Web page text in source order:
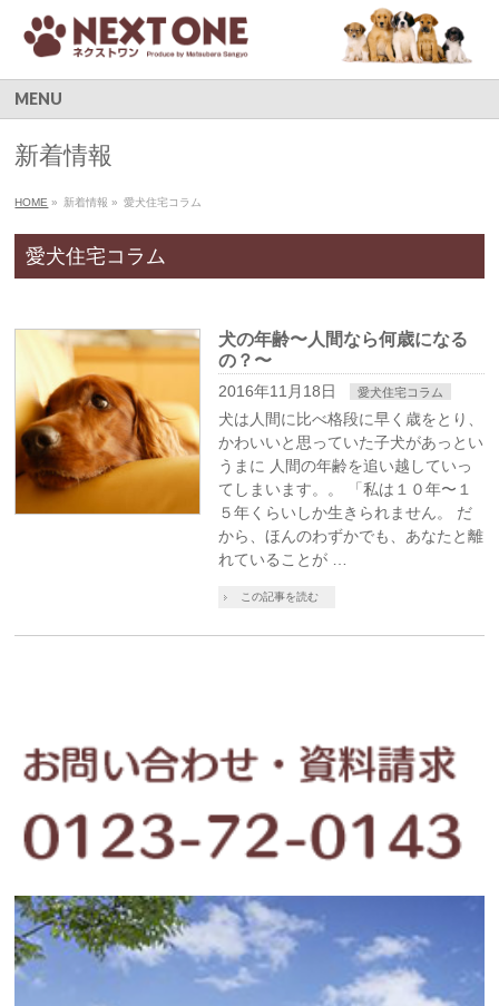
MENU
新着情報
HOME » 新着情報 » 愛犬住宅コラム
愛犬住宅コラム
犬の年齢〜人間なら何歳になる
の？〜
2016年11月18日 愛犬住宅コラム
犬は人間に比べ格段に早く歳をとり、
かわいいと思っていた子犬があっとい
うまに 人間の年齢を追い越していっ
てしまいます。。 「私は１０年〜１
５年くらいしか生きられません。 だ
から、ほんのわずかでも、あなたと離
れていることが …
この記事を読む